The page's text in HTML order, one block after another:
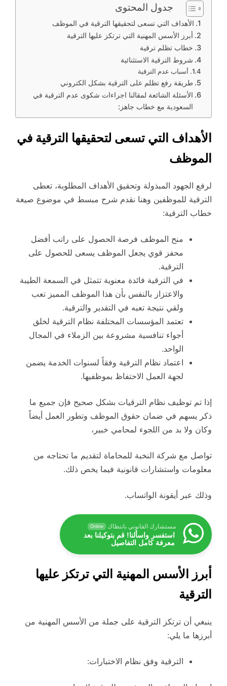
جدول المحتوى
الأهداف التي تسعى لتحقيقها الترقية في الموظف
أبرز الأسس المهنية التي ترتكز عليها الترقية
خطاب تظلم ترقية
شروط الترقية الاستثنائية
أسباب عدم الترقية
طريقة رفع تظلم على الترقية بشكل الكتروني
الأسئلة الشائعة لمقالنا اجراءات شكوى عدم الترقية في
السعودية مع خطاب جاهز:
الأهداف التي تسعى لتحقيقها الترقية في
الموظف
لرفع الجهود المبذولة وتحقيق الأهداف المطلوبة، تعطى
الترقية للموظفين وهنا نقدم شرح مبسط في موضوع صيغة
خطاب الترقية:
منح الموظف فرصة الحصول على راتب أفضل
محفز قوي يجعل الموظف يسعى للحصول على
الترقية.
في الترقية فائدة معنوية تتمثل في السمعة الطيبة
والاعتزاز بالنفس بأن هذا الموظف المميز تعب
ولقي نتيجة تعبه في التقدير والترقية.
تعتمد المؤسسات المختلفة نظام الترقية لخلق
أجواء تنافسية مشروعة بين الزملاء في المجال
الواحد.
اعتماد نظام الترقية وفقاً لسنوات الخدمة يضمن
لجهة العمل الاحتفاظ بموظفيها.
إذا تم توظيف نظام الترقيات بشكل صحيح فإن جميع ما
ذكر يسهم في ضمان حقوق الموظف وتطور العمل أيضاً
وكان ولا بد من اللجوء لمحامي خبير،
تواصل مع شركة النخبة للمحاماة لتقديم ما تحتاجه من
معلومات واستشارات قانونية فيما يخص ذلك.
وذلك عبر أيقونة الواتساب.
مستشارك القانوني بانتظاك Online
استفسر واسألنا! قم بتوكيلنا بعد
معرفة كامل التفاصيل
أبرز الأسس المهنية التي ترتكز عليها
الترقية
ينبغي أن ترتكز الترقية على جملة من الأسس المهنية من
أبرزها ما يلي:
الترقية وفق نظام الاختبارات: